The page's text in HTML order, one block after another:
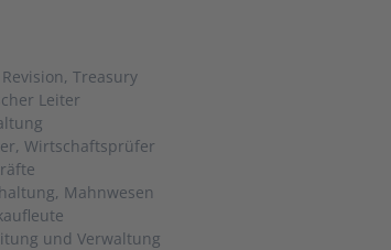
Treasury
Leiter
Wirtschaftsprüfer
Mahnwesen
und Verwaltung